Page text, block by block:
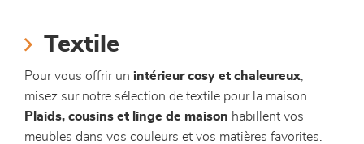
Textile
Pour vous offrir un intérieur cosy et chaleureux
misez sur notre sélection de textile pour la maison.
Plaids, cousins et linge de maison habillent vos
meubles dans vos couleurs et vos matières favorites.